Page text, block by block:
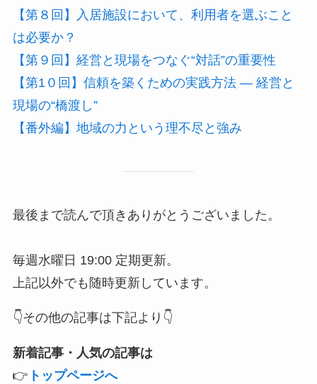
【第８回】入居施設において、利用者を選ぶこと
は必要か？
【第９回】経営と現場をつなぐ“対話”の重要性
【第1０回】信頼を築くための実践方法 ― 経営と
現場の“橋渡し”
【番外編】地域の力という理不尽と強み
最後まで読んで頂きありがとうございました。
毎週水曜日 19:00 定期更新。
上記以外でも随時更新しています。
👇その他の記事は下記より👇
新着記事・人気の記事は
👉 トップページへ